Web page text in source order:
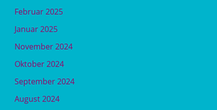
Februar 2025
Januar 2025
November 2024
Oktober 2024
September 2024
August 2024